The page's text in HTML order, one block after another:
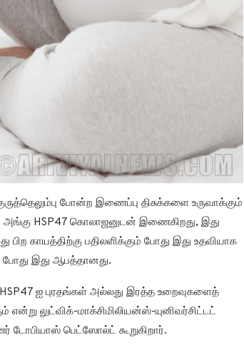
போன்ற இணைப்பு திசுக்களை உருவாக்கும்
அங்கு HSP47 கொலாஜனுடன் இணைகிறது, இது
காயத்திற்கு பதிலளிக்கும் போது இது உதவியாக
போது இது ஆபத்தானது.
ஐ புரதங்கள் அல்லது இரத்த உறைவுகளைத்
லுட்விக்-மாக்சிமிலியன்ஸ்-யுனிவர்சிட்டட்
டோபியாஸ் பெட்ஸோல்ட் கூறுகிறார்.